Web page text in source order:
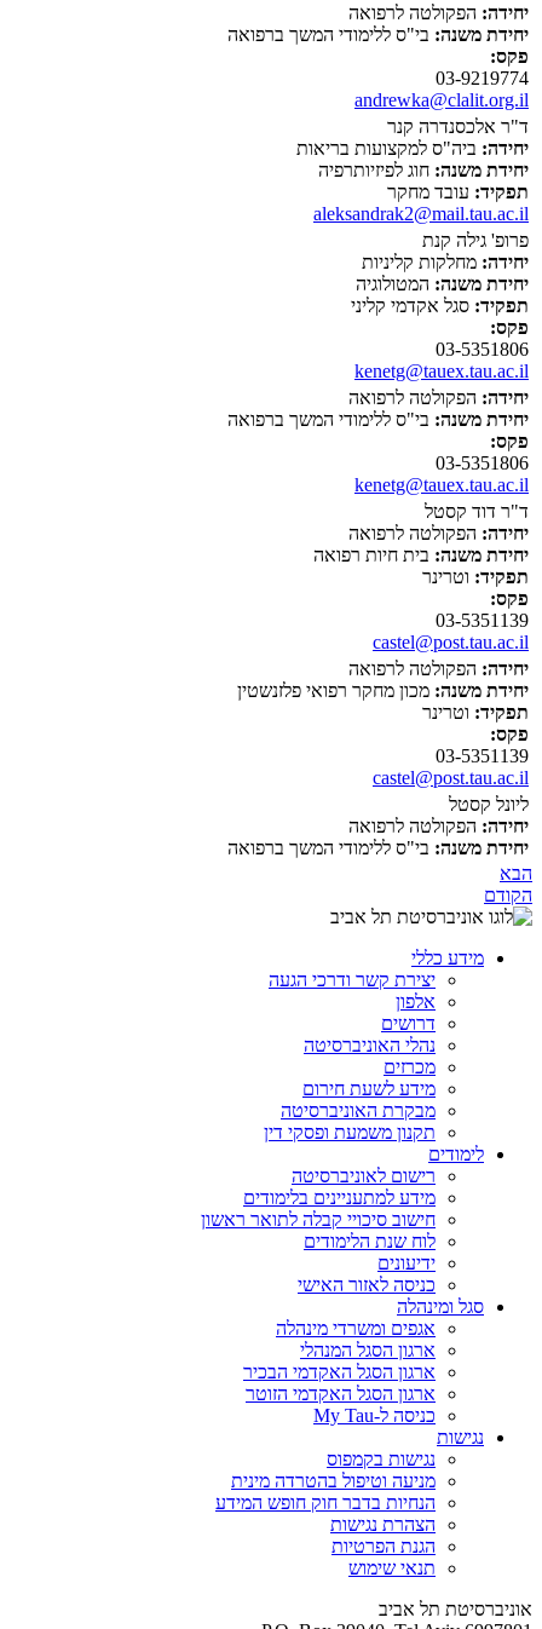
יחידה: הפקולטה לרפואה
יחידת משנה: בי"ס ללימודי המשך ברפואה
פקס:
03-9219774
andrewka@clalit.org.il
ד"ר אלכסנדרה קנר
יחידה: ביה"ס למקצועות בריאות
יחידת משנה: חוג לפיזיותרפיה
תפקיד: עובד מחקר
aleksandrak2@mail.tau.ac.il
פרופ' גילה קנת
יחידה: מחלקות קליניות
יחידת משנה: המטולוגיה
תפקיד: סגל אקדמי קליני
פקס:
03-5351806
kenetg@tauex.tau.ac.il
יחידה: הפקולטה לרפואה
יחידת משנה: בי"ס ללימודי המשך ברפואה
פקס:
03-5351806
kenetg@tauex.tau.ac.il
ד"ר דוד קסטל
יחידה: הפקולטה לרפואה
יחידת משנה: בית חיות רפואה
תפקיד: וטרינר
פקס:
03-5351139
castel@post.tau.ac.il
יחידה: הפקולטה לרפואה
יחידת משנה: מכון מחקר רפואי פלזנשטין
תפקיד: וטרינר
פקס:
03-5351139
castel@post.tau.ac.il
ליונל קסטל
יחידה: הפקולטה לרפואה
יחידת משנה: בי"ס ללימודי המשך ברפואה
הבא
הקודם
מידע כללי
יצירת קשר ודרכי הגעה
אלפון
דרושים
נהלי האוניברסיטה
מכרזים
מידע לשעת חירום
מבקרת האוניברסיטה
תקנון משמעת ופסקי דין
לימודים
רישום לאוניברסיטה
מידע למתעניינים בלימודים
חישוב סיכויי קבלה לתואר ראשון
לוח שנת הלימודים
ידיעונים
כניסה לאזור האישי
סגל ומינהלה
אגפים ומשרדי מינהלה
ארגון הסגל המנהלי
ארגון הסגל האקדמי הבכיר
ארגון הסגל האקדמי הזוטר
כניסה ל-My Tau
נגישות
נגישות בקמפוס
מניעה וטיפול בהטרדה מינית
הנחיות בדבר חוק חופש המידע
הצהרת נגישות
הגנת הפרטיות
תנאי שימוש
אוניברסיטת תל אביב